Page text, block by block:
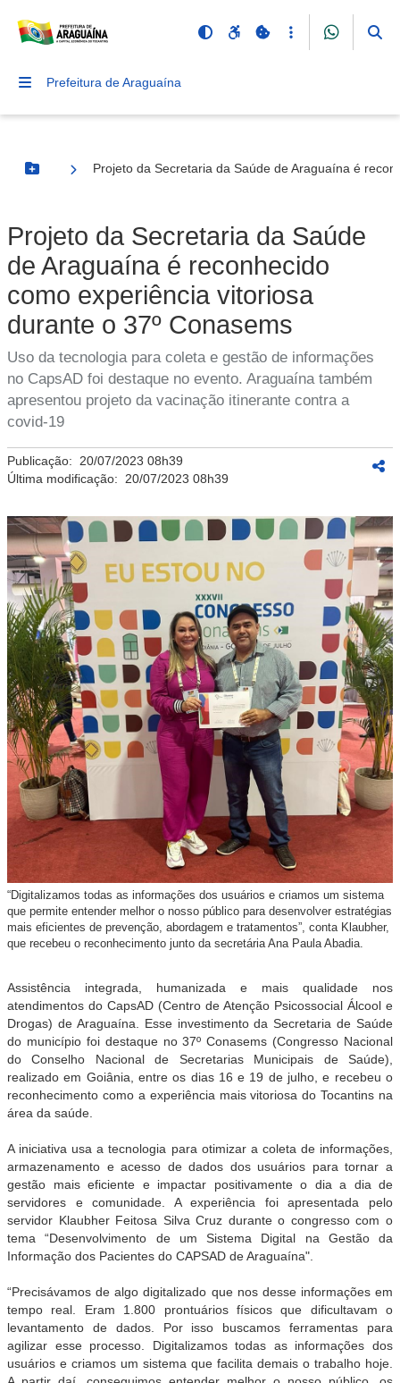
Prefeitura de Araguaína
Botão Menu
Projeto da Secretaria da Saúde de Araguaína é
Projeto da Secretaria da Saúde
de Araguaína é reconhecido
como experiência vitoriosa
durante o 37º Conasems
Uso da tecnologia para coleta e gestão de informações
no CapsAD foi destaque no evento. Araguaína também
apresentou projeto da vacinação itinerante contra a
covid-19
Publicação: 20/07/2023 08h39
Última modificação: 20/07/2023 08h39
“Digitalizamos todas as informações dos usuários e criamos um sistema
que permite entender melhor o nosso público para desenvolver estratégias
mais eficientes de prevenção, abordagem e tratamentos”, conta Klaubher,
que recebeu o reconhecimento junto da secretária Ana Paula Abadia.
Assistência integrada, humanizada e mais qualidade nos
atendimentos do CapsAD (Centro de Atenção Psicossocial Álcool e
Drogas) de Araguaína. Esse investimento da Secretaria de Saúde
do município foi destaque no 37º Conasems (Congresso Nacional
do Conselho Nacional de Secretarias Municipais de Saúde),
realizado em Goiânia, entre os dias 16 e 19 de julho, e recebeu o
reconhecimento como a experiência mais vitoriosa do Tocantins na
área da saúde.
A iniciativa usa a tecnologia para otimizar a coleta de informações,
armazenamento e acesso de dados dos usuários para tornar a
gestão mais eficiente e impactar positivamente o dia a dia de
servidores e comunidade. A experiência foi apresentada pelo
servidor Klaubher Feitosa Silva Cruz durante o congresso com o
tema “Desenvolvimento de um Sistema Digital na Gestão da
Informação dos Pacientes do CAPSAD de Araguaína".
“Precisávamos de algo digitalizado que nos desse informações em
tempo real. Eram 1.800 prontuários físicos que dificultavam o
levantamento de dados. Por isso buscamos ferramentas para
agilizar esse processo. Digitalizamos todas as informações dos
usuários e criamos um sistema que facilita demais o trabalho hoje.